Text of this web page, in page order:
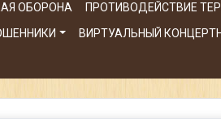
ОБОРОНА ПРОТИВОДЕЙСТВИЕ
ВИРТУАЛЬНЫЙ